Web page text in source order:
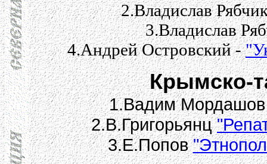
2.Владислав
3.Владислав
4.Андрей Островский -
Крымско-
1.Вадим
2.В.Григорьянц
3.Е.Попов